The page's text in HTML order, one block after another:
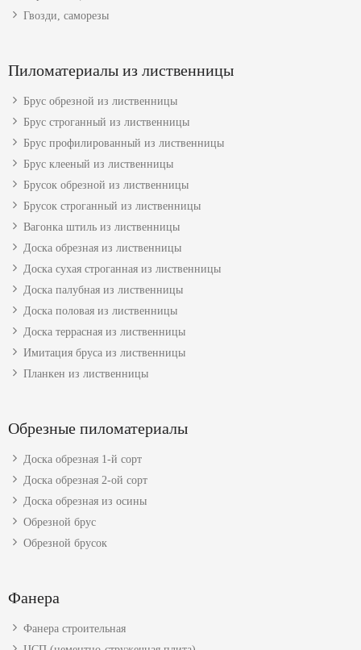
Гвозди, саморезы
Пиломатериалы из лиственницы
Брус обрезной из лиственницы
Брус строганный из лиственницы
Брус профилированный из лиственницы
Брус клееный из лиственницы
Брусок обрезной из лиственницы
Брусок строганный из лиственницы
Вагонка штиль из лиственницы
Доска обрезная из лиственницы
Доска сухая строганная из лиственницы
Доска палубная из лиственницы
Доска половая из лиственницы
Доска террасная из лиственницы
Имитация бруса из лиственницы
Планкен из лиственницы
Обрезные пиломатериалы
Доска обрезная 1-й сорт
Доска обрезная 2-ой сорт
Доска обрезная из осины
Обрезной брус
Обрезной брусок
Фанера
Фанера строительная